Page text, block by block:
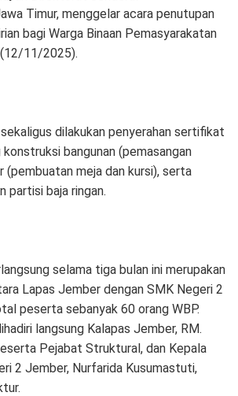
Timur, menggelar acara penutupan
bagi Warga Binaan Pemasyarakatan
(12/11/2025).
dilakukan penyerahan sertifikat
bangunan (pemasangan
(pembuatan meja dan kursi), serta
partisi baja ringan.
selama tiga bulan ini merupakan
Lapas Jember dengan SMK Negeri 2
peserta sebanyak 60 orang WBP.
langsung Kalapas Jember, RM.
Pejabat Struktural, dan Kepala
2 Jember, Nurfarida Kusumastuti,